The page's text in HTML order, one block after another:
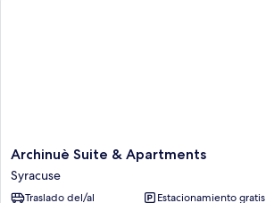
Archinuè
Suite
&
Archinuè Suite & Apartments
Syracuse
Traslado del/al
Estacionamiento gratis